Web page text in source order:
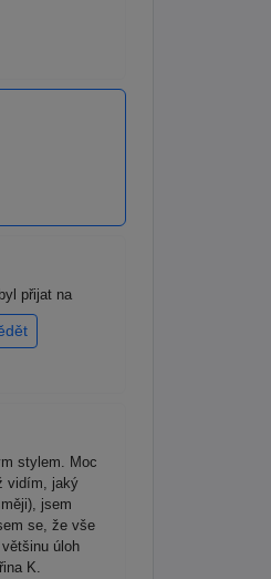
přijat na
stylem. Moc
vidím, jaký
jsem
se, že vše
úloh
K.